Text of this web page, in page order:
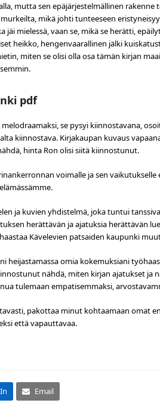
mutta sen epäjärjestelmällinen
mikä johti tunteeseen
jäi mielessä, vaan se, mikä se herätti,
heikko, hengenvaarallinen jälki
miten se olisi olla osa tämän kirjan
pdf
se pysyi kiinnostavana,
kiinnostava. Kirjakaupan kuvaus
hinta Ron olisi siitä kiinnostunut.
voimalle ja sen
ja kuvien yhdistelmä, joka tuntui
herättävän ja ajatuksia herättävän
Kävelevien patsaiden kaupunki
heijastamassa omia kokemuksiani
nähdä, miten kirjan ajatukset ja
tulemaan empatisemmaksi,
pakottaa minut kohtaamaan omat
että vapauttavaa.
Email